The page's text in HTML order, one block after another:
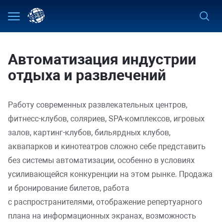
Начать торговлю
Роботы
Кассы самообслуживания
Освоить маркировку
Управлять производством
Работа с ЕГАИС
Подключить эквайринг
Системы контроля доступа
Для торговой сети
Лаборатория Касперского
Автоматизация пунктов проката
Для баров
Для индустрии отдыха и развлечений
Для кафе и ресторанов
Для сети ресторанов
Для фастфуда и столовой
Автоматизация индустрии
отдыха и развлечений
Работу современных развлекательных центров,
фитнесс-клубов, соляриев, SPA-комплексов, игровых
залов, картинг-клубов, бильярдных клубов,
аквапарков и кинотеатров сложно себе представить
без системы автоматизации, особенно в условиях
усиливающейся конкуренции на этом рынке. Продажа
и бронирование билетов, работа
с распространителями, отображение репертуарного
плана на информационных экранах, возможность